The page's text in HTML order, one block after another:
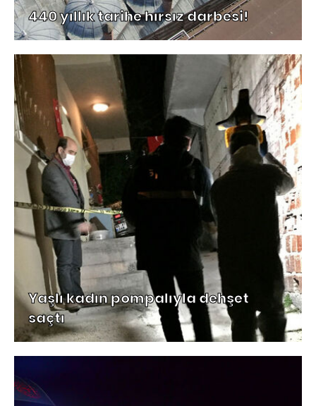
440 yıllık tarihe hırsız darbesi!
Yaşlı kadın pompalıyla dehşet
saçtı